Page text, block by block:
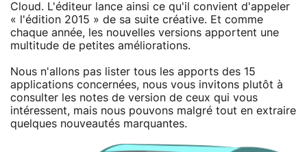
Cloud. L'éditeur lance ainsi ce qu'il convient d'appeler
« l'édition 2015 » de sa suite créative. Et comme
chaque année, les nouvelles versions apportent une
multitude de petites améliorations.
Nous n'allons pas lister tous les apports des 15
applications concernées, nous vous invitons plutôt à
consulter les notes de version de ceux qui vous
intéressent, mais nous pouvons malgré tout en extraire
quelques nouveautés marquantes.